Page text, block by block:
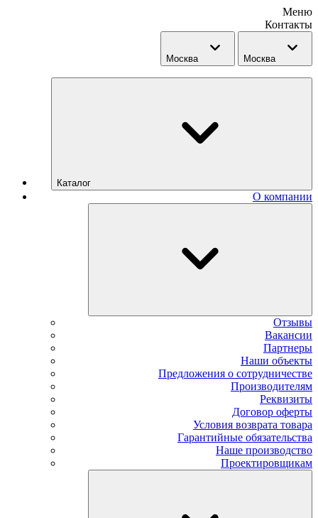
Меню
Контакты
Москва Москва
Каталог
О компании
Отзывы
Вакансии
Партнеры
Наши объекты
Предложения о сотрудничестве
Производителям
Реквизиты
Договор оферты
Условия возврата товара
Гарантийные обязательства
Наше производство
Проектировщикам